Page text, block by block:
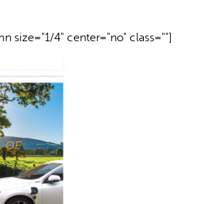
size="1/4" center="no" class=""]